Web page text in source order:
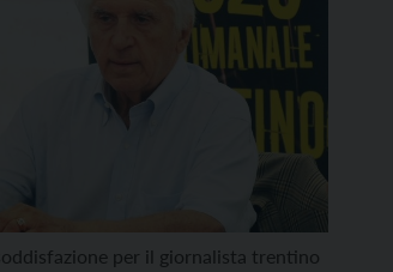
per il giornalista trentino